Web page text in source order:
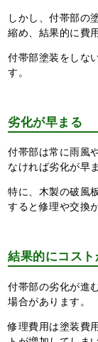
しかし、付帯部の
縮め、結果的に費
付帯部塗装をしな
す。
劣化が早まる
付帯部は常に雨風
なければ劣化が早
特に、木製の破風
すると修理や交換
結果的にコス
付帯部の劣化が進
場合があります。
修理費用は塗装費